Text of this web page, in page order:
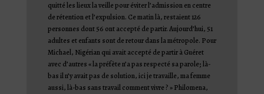
quitté les lieux la veille pour éviter l’admission en centre
de rétention et l’expulsion. Ce matin là, restaient 126
personnes dont 56 ont accepté de partir.Aujourd’hui, 51
adultes et enfants sont de retour dans la métropole. Pour
Michael, Nigérian qui avait accepté de partir àGuéret
avec d’autres « la préfète n’a pas respecté sa parole; là-
bas il n’y avait pas de solution, ici je travaille, ma femme
aussi, là-bas sans travail comment vivre ? » Philomena,